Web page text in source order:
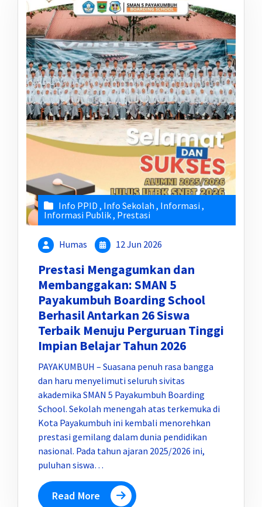
Info PPID , Info Sekolah , Informasi,
Informasi Publik, Prestasi
Humas 12 Jun 2026
Prestasi Mengagumkan dan
Membanggakan: SMAN 5
Payakumbuh Boarding School
Berhasil Antarkan 26 Siswa
Terbaik Menuju Perguruan Tinggi
Impian Belajar Tahun 2026
PAYAKUMBUH – Suasana penuh rasa bangga
dan haru menyelimuti seluruh sivitas
akademika SMAN 5 Payakumbuh Boarding
School. Sekolah menengah atas terkemuka di
Kota Payakumbuh ini kembali menorehkan
prestasi gemilang dalam dunia pendidikan
nasional. Pada tahun ajaran 2025/2026 ini,
puluhan siswa…
Read More